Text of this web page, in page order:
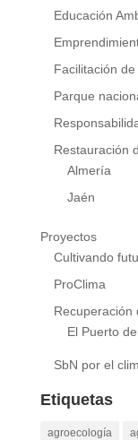
Educación
Facilitación
Parque
Restauración
Almería
Jaén
Proyectos
Cultivando
ProClima
Recuperación
El Puerto
SbN por el
Etiquetas
agroecología